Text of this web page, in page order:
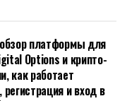
платформы для
Options и крипто-
как работает
и вход в